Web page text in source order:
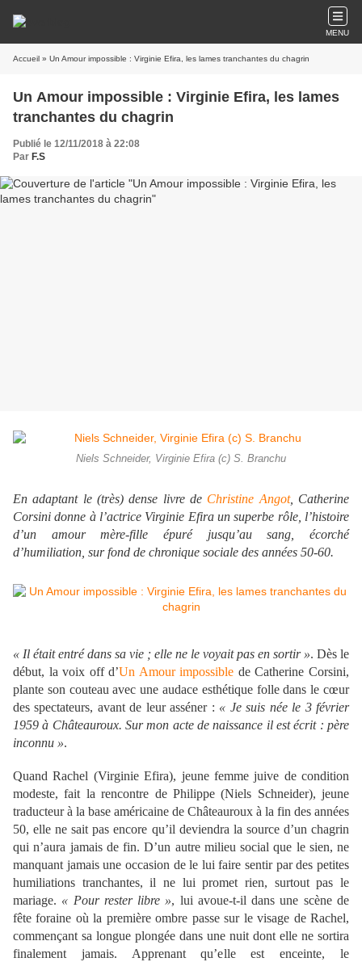
MENU
Accueil » Un Amour impossible : Virginie Efira, les lames tranchantes du chagrin
Un Amour impossible : Virginie Efira, les lames
tranchantes du chagrin
Publié le 12/11/2018 à 22:08
Par F.S
Niels Schneider, Virginie Efira (c) S. Branchu
En adaptant le (très) dense livre de Christine Angot, Catherine
Corsini donne à l’actrice Virginie Efira un superbe rôle, l’histoire
d’un amour mère-fille épuré jusqu’au sang, écorché
d’humiliation, sur fond de chronique sociale des années 50-60.
« Il était entré dans sa vie ; elle ne le voyait pas en sortir ». Dès le
début, la voix off d’Un Amour impossible de Catherine Corsini,
plante son couteau avec une audace esthétique folle dans le cœur
des spectateurs, avant de leur asséner : « Je suis née le 3 février
1959 à Châteauroux. Sur mon acte de naissance il est écrit : père
inconnu ».
Quand Rachel (Virginie Efira), jeune femme juive de condition
modeste, fait la rencontre de Philippe (Niels Schneider), jeune
traducteur à la base américaine de Châteauroux à la fin des années
50, elle ne sait pas encore qu’il deviendra la source d’un chagrin
qui n’aura jamais de fin. D’un autre milieu social que le sien, ne
manquant jamais une occasion de le lui faire sentir par des petites
humiliations tranchantes, il ne lui promet rien, surtout pas le
mariage. « Pour rester libre », lui avoue-t-il dans une scène de
fête foraine où la première ombre passe sur le visage de Rachel,
commençant sa longue plongée dans une nuit dont elle ne sortira
finalement jamais. Apprenant qu’elle est enceinte, le